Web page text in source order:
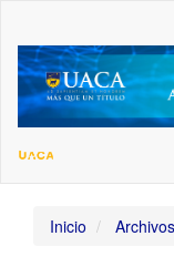
Inicio Archivos